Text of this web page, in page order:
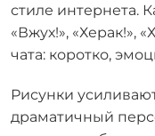
стиле интернета.
«Вжух!», «Херак!»,
чата: коротко,
Рисунки
драматичный